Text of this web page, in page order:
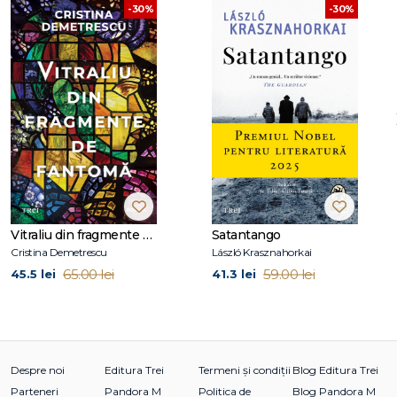
-30%
Vitraliu din fragmente de fantomă
Cristina Demetrescu
45.5 lei 65.00 lei
-30%
Satantango
László Krasznahorkai
41.3 lei 59.00 lei
Despre noi
Parteneri
Editura Trei
Pandora M
Termeni și condiții
Politica de
Blog Editura Trei
Blog Pandora M